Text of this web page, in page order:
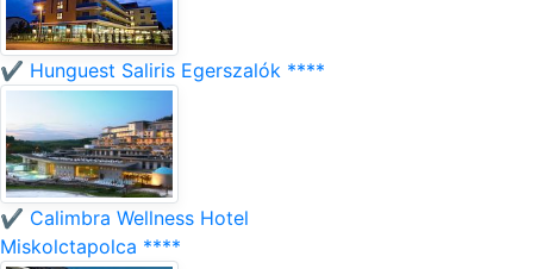
✔️ Hunguest Saliris Egerszalók ****
✔️ Calimbra Wellness Hotel
Miskolctapolca ****